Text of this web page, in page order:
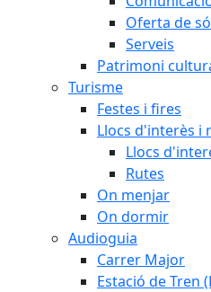
Oferta de
Serveis
Patrimoni
Turisme
Festes i fires
Llocs d'interès i
Llocs
Rutes
On menjar
On dormir
Audioguia
Carrer Major
Estació de Tren